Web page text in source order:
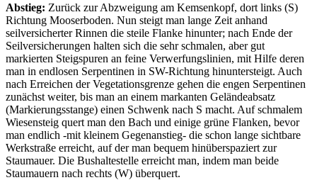
Abstieg: Zurück zur Abzweigung am Kemsenkopf, dort links (S)
Richtung Mooserboden. Nun steigt man lange Zeit anhand
seilversicherter Rinnen die steile Flanke hinunter; nach Ende der
Seilversicherungen halten sich die sehr schmalen, aber gut
markierten Steigspuren an feine Verwerfungslinien, mit Hilfe deren
man in endlosen Serpentinen in SW-Richtung hinuntersteigt. Auch
nach Erreichen der Vegetationsgrenze gehen die engen Serpentinen
zunächst weiter, bis man an einem markanten Geländeabsatz
(Markierungsstange) einen Schwenk nach S macht. Auf schmalem
Wiesensteig quert man den Bach und einige grüne Flanken, bevor
man endlich -mit kleinem Gegenanstieg- die schon lange sichtbare
Werkstraße erreicht, auf der man bequem hinüberspaziert zur
Staumauer. Die Bushaltestelle erreicht man, indem man beide
Staumauern nach rechts (W) überquert.